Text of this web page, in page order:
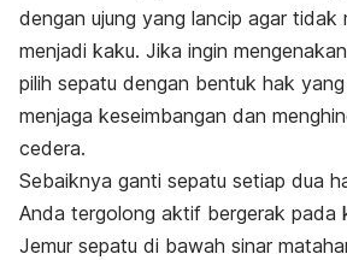
dengan ujung yang lancip agar tidak
menjadi kaku. Jika ingin
pilih sepatu dengan bentuk hak
menjaga keseimbangan dan
cedera.
Sebaiknya ganti sepatu setiap dua
Anda tergolong aktif bergerak pada
Jemur sepatu di bawah sinar